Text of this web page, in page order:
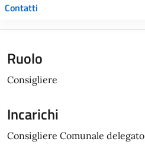
Contatti
Ruolo
Consigliere
Incarichi
Consigliere Comunale delegato